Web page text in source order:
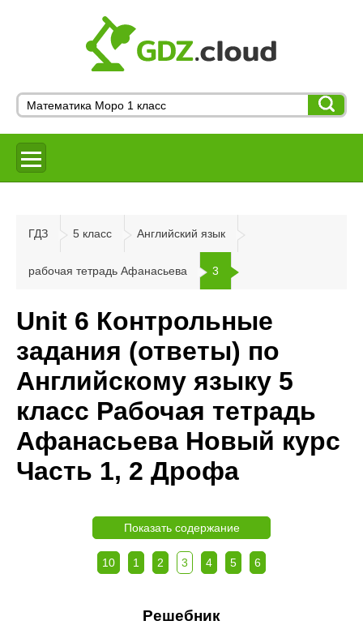
ГДЗ 5 класс Английский язык
рабочая тетрадь Афанасьева 3
Unit 6 Контрольные
задания (ответы) по
Английскому языку 5
класс Рабочая тетрадь
Афанасьева Новый курс
Часть 1, 2 Дрофа
Показать содержание
10 1 2 3 4 5 6
Решебник